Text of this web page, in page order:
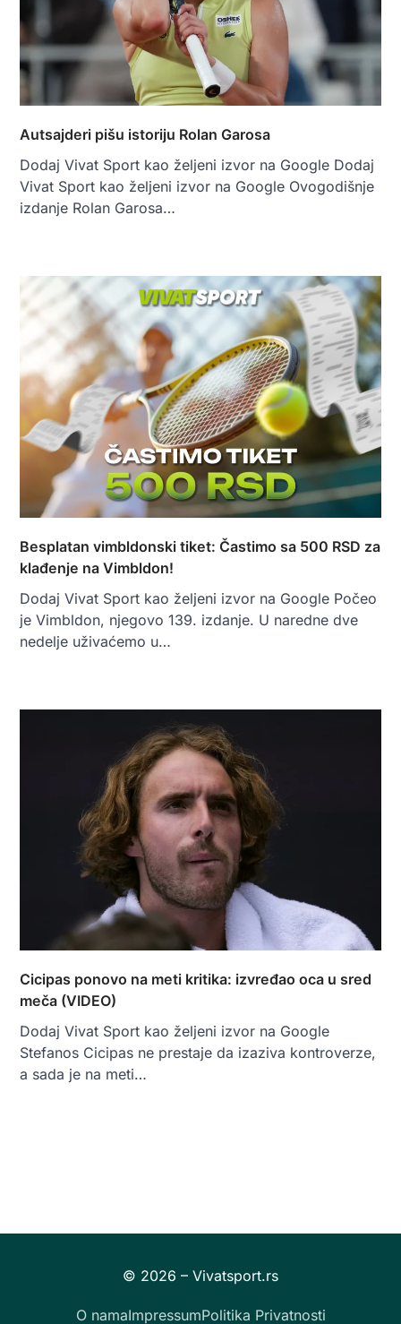
Autsajderi pišu istoriju Rolan Garosa
Dodaj Vivat Sport kao željeni izvor na Google Dodaj
Vivat Sport kao željeni izvor na Google Ovogodišnje
izdanje Rolan Garosa…
Besplatan vimbldonski tiket: Častimo sa 500 RSD za
klađenje na Vimbldon!
Dodaj Vivat Sport kao željeni izvor na Google Počeo
je Vimbldon, njegovo 139. izdanje. U naredne dve
nedelje uživaćemo u…
Cicipas ponovo na meti kritika: izvređao oca u sred
meča (VIDEO)
Dodaj Vivat Sport kao željeni izvor na Google
Stefanos Cicipas ne prestaje da izaziva kontroverze,
a sada je na meti…
O namaImpressumPolitika Privatnosti